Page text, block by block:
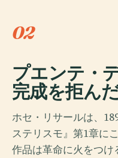
02
プエンテ・
完成を拒ん
ホセ・リサールは、
ステリスモ』第1章に
作品は革命に火をつ